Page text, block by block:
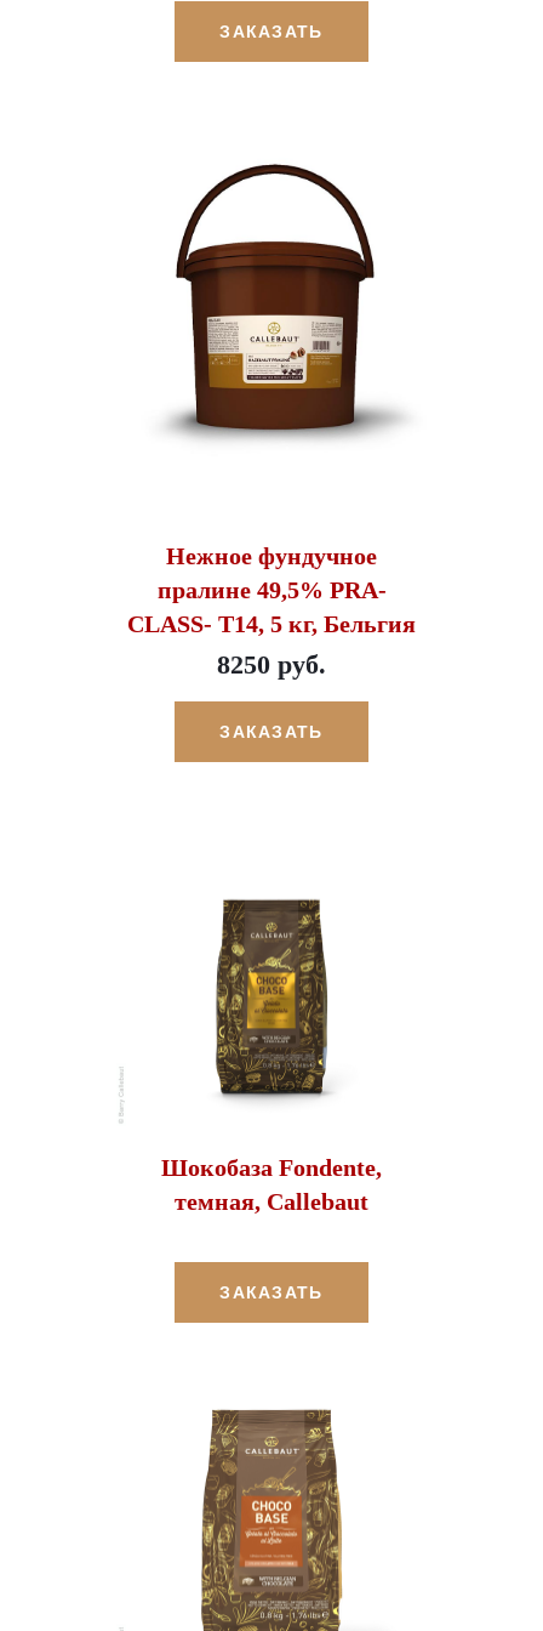
ЗАКАЗАТЬ
Нежное фундучное
пралине 49,5% PRA-
CLASS- T14, 5 кг, Бельгия
8250 руб.
ЗАКАЗАТЬ
Шокобаза Fondente,
темная, Callebaut
ЗАКАЗАТЬ